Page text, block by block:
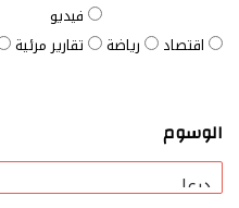
اقتصاد رياضة
فيديو
تقارير مرئية
الوسوم